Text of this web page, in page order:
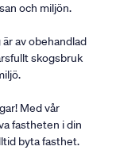
och miljön.
av obehandlad
skogsbruk
Med vår
fastheten i din
byta fasthet.